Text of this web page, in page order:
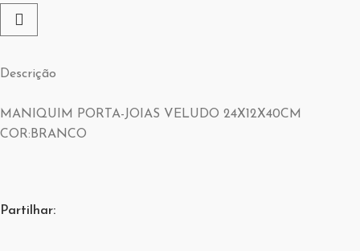
Descrição
MANIQUIM PORTA-JOIAS VELUDO 24X12X40CM
COR:BRANCO
Partilhar: